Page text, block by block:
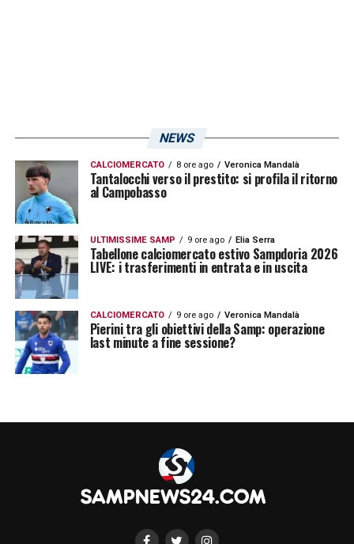
NEWS
CALCIOMERCATO 8 ore ago Veronica Mandalà
Tantalocchi verso il prestito: si profila il ritorno
al Campobasso
ULTIMISSIME SAMP 9 ore ago Elia Serra
Tabellone calciomercato estivo Sampdoria 2026
LIVE: i trasferimenti in entrata e in uscita
CALCIOMERCATO 9 ore ago Veronica Mandalà
Pierini tra gli obiettivi della Samp: operazione
last minute a fine sessione?